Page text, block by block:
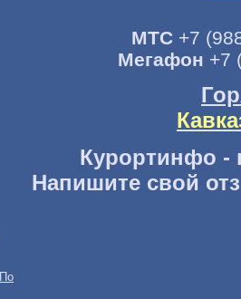
МТС+7
Мегафон +7
Курортинфо -
Напишите свой
По